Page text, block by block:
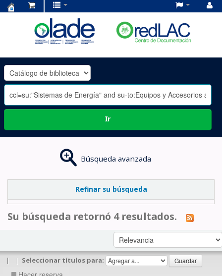
OLADE
-
Ir
Búsqueda avanzada
Refinar su búsqueda
Su búsqueda retornó 4 resultados.
| | Seleccionar títulos para: